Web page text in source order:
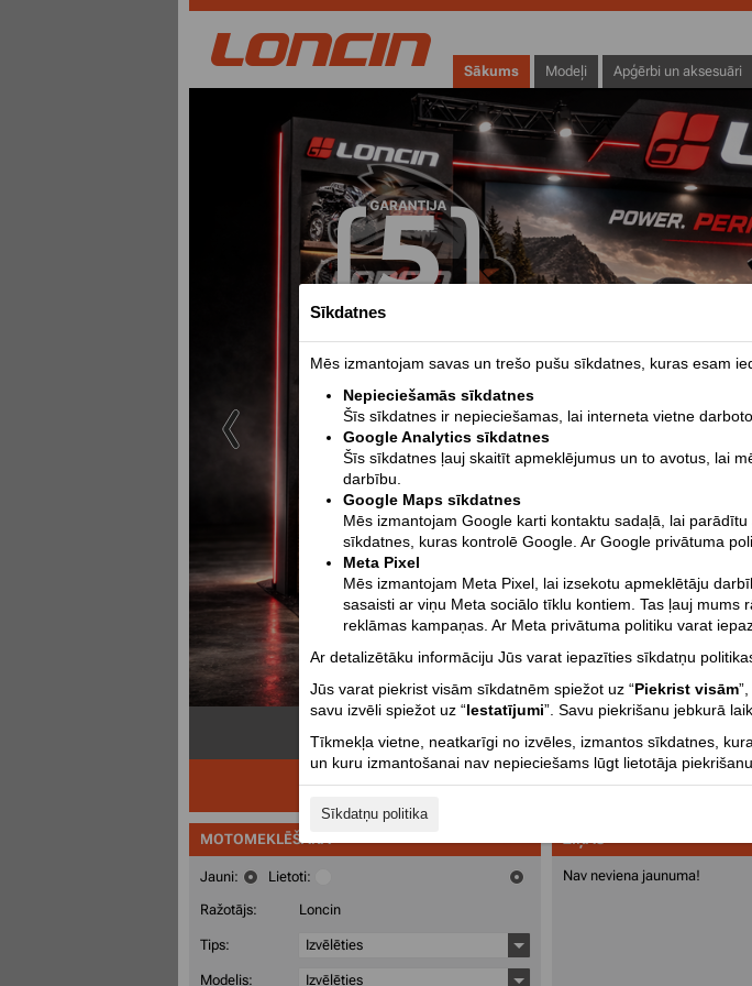
Sākums Modeļi Apģērbi un aksesuāri
Loncin 1000
ATKLĀJ
MOTOMEKLĒŠANA
Jauni:
Lietoti:
Ražotājs:
Loncin
Tips: Izvēlēties
Modelis: Izvēlēties
ZIŅAS
Nav neviena jaunuma!
Sīkdatnes
Mēs izmantojam savas un trešo pušu sīkdatnes, kuras esam
Nepieciešamās sīkdatnes
Šīs sīkdatnes ir nepieciešamas, lai interneta vietne
Google Analytics sīkdatnes
Šīs sīkdatnes ļauj skaitīt apmeklējumus un to avotus, lai
darbību.
Google Maps sīkdatnes
Mēs izmantojam Google karti kontaktu sadaļā, lai
sīkdatnes, kuras kontrolē Google. Ar Google privātuma
Meta Pixel
Mēs izmantojam Meta Pixel, lai izsekotu apmeklētāju
sasaisti ar viņu Meta sociālo tīklu kontiem. Tas ļauj
reklāmas kampaņas. Ar Meta privātuma politiku varat
Ar detalizētāku informāciju Jūs varat iepazīties sīkdatņu
Jūs varat piekrist visām sīkdatnēm spiežot uz “Piekrist visām
savu izvēli spiežot uz “Iestatījumi”. Savu piekrišanu jebkurā
Tīkmekļa vietne, neatkarīgi no izvēles, izmantos sīkdatnes,
un kuru izmantošanai nav nepieciešams lūgt lietotāja piekrišanu.
Sīkdatņu politika